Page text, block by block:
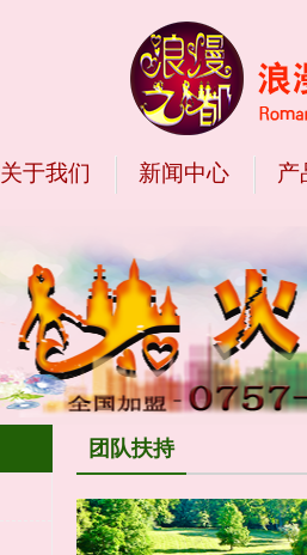
关于我们 新闻中心 产
团队扶持